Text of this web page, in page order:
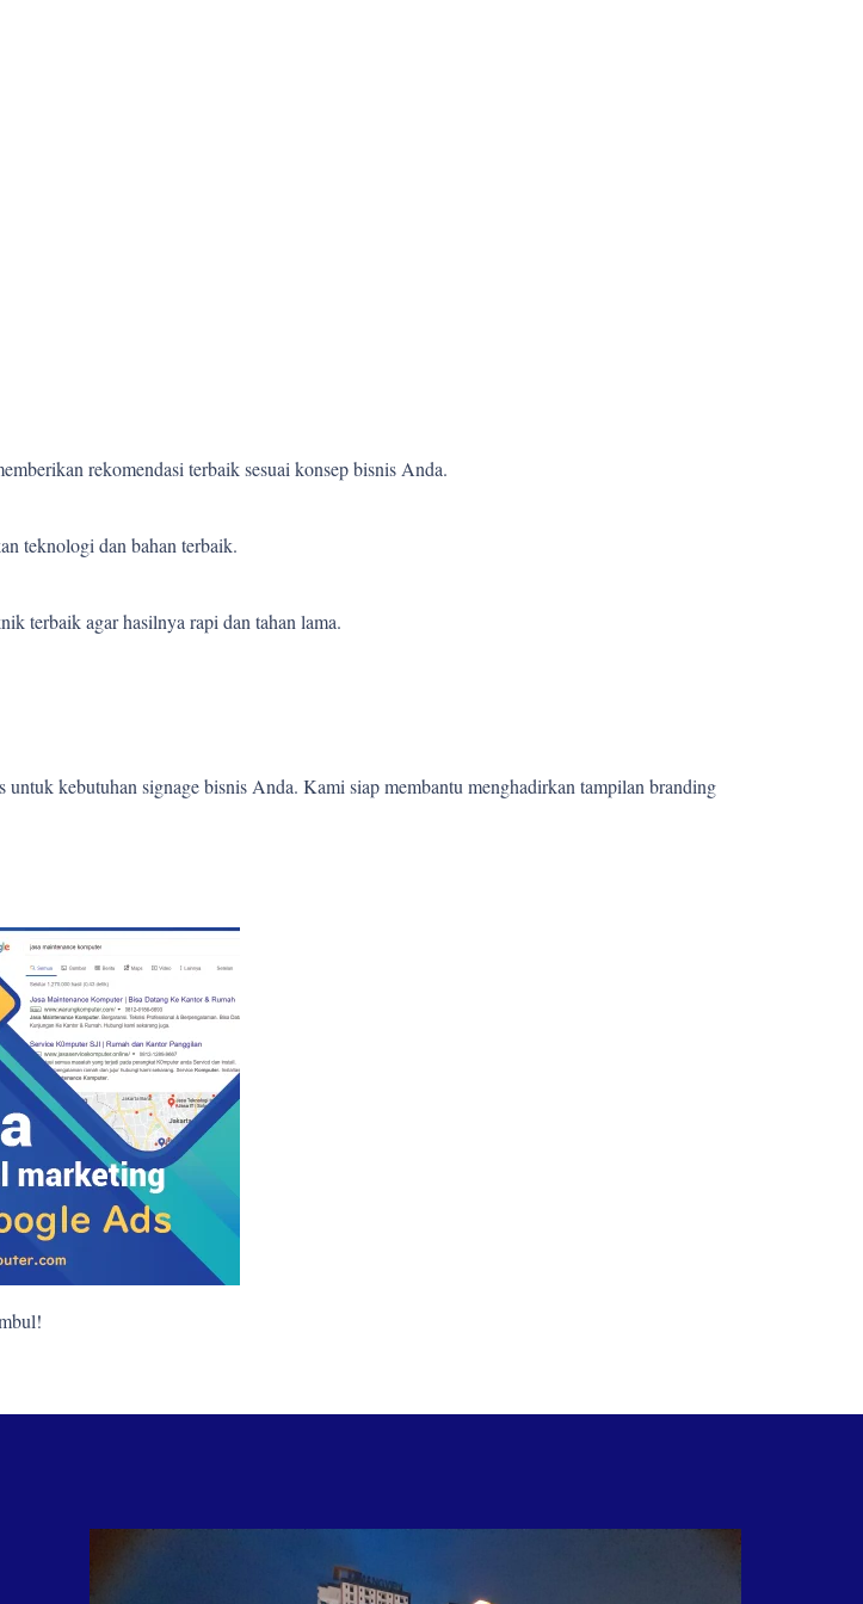
rekomendasi terbaik sesuai konsep bisnis Anda.
teknologi dan bahan terbaik.
terbaik agar hasilnya rapi dan tahan lama.
kebutuhan signage bisnis Anda. Kami siap membantu menghadirkan tampilan branding